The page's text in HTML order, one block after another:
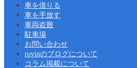
車を借りる
車を手放す
車両盗難
駐車場
お問い合わせ
rovinのブログについて
コラム掲載について